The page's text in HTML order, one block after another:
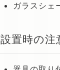
ガラスシェ
設置時の注